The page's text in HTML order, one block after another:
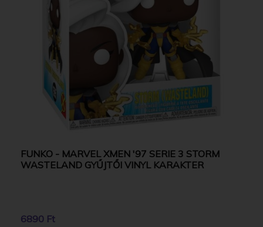
FUNKO - MARVEL XMEN '97 SERIE 3 STORM
WASTELAND GYŰJTŐI VINYL KARAKTER
6890 Ft